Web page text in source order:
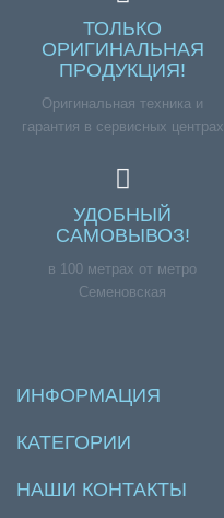
ТОЛЬКО
ОРИГИНАЛЬНАЯ
ПРОДУКЦИЯ!
Оригинальная техника и
гарантия в сервисных центрах
УДОБНЫЙ
САМОВЫВОЗ!
в 100 метрах от метро
Семеновская
ИНФОРМАЦИЯ
КАТЕГОРИИ
НАШИ КОНТАКТЫ